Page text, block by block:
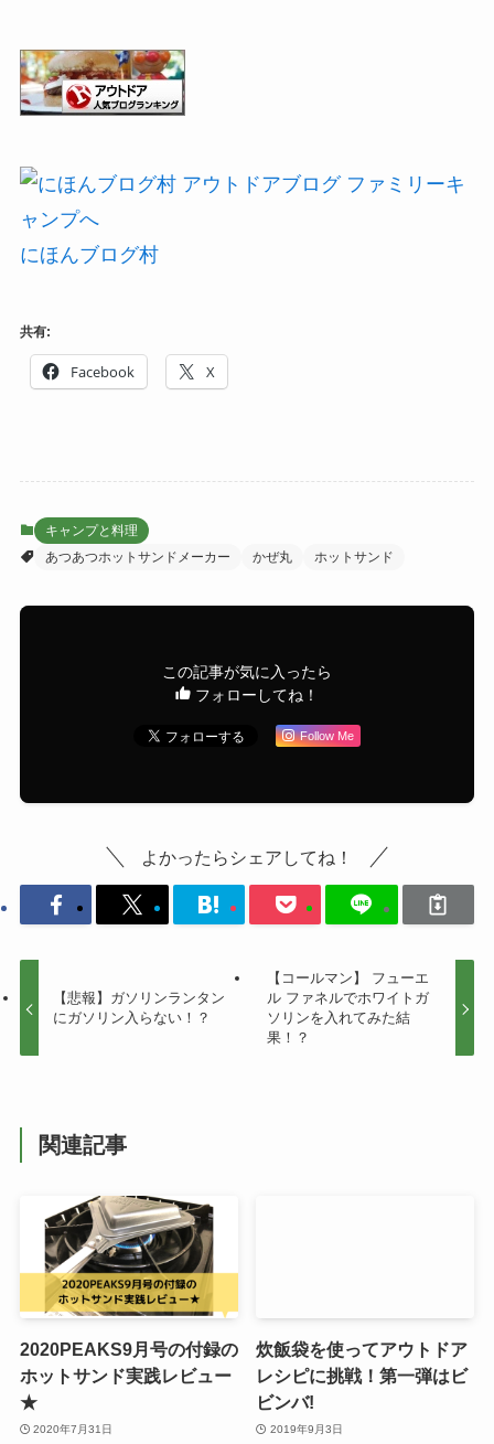
にほんブログ村
共有:
Facebook X
キャンプと料理
あつあつホットサンドメーカー
かぜ丸 ホットサンド
この記事が気に入ったら
フォローしてね！
Follow Me
よかったらシェアしてね！
【悲報】ガソリンランタン
にガソリン入らない！？
【コールマン】 フューエ
ル ファネルでホワイトガ
ソリンを入れてみた結
果！？
関連記事
2020PEAKS9月号の付録の
ホットサンド実践レビュー
★
2020年7月31日
炊飯袋を使ってアウトドア
レシピに挑戦！第一弾はビ
ビンバ!
2019年9月3日